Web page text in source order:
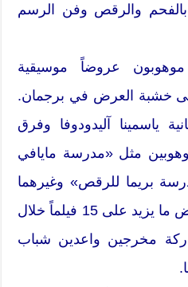
بالفحم والرقص وفن الرسم
عروضاً موسيقية
خشبة العرض في برجمان.
ياسمينا آليدودوفا وفرق
مثل «مدرسة مايافي
بريما للرقص» وغيرهما
عروضهم المبدعة، وسيعرض ما يزيد على 15 فيلماً خلال
الـ10، بمشاركة مخرجين واعدين شباب